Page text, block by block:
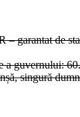
– garantat de
a guvernului:
singură